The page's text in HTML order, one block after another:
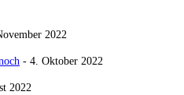
2022
- 4. Oktober 2022
2022